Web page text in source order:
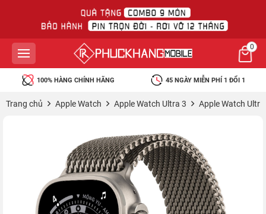
0
100% HÀNG CHÍNH HÃNG 45 NGÀY MIỄN PHÍ 1 ĐỔI 1
Trang chủ Apple Watch Apple Watch Ultra 3 Apple Watch